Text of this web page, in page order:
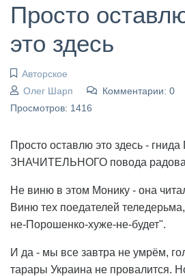
Просто
это здесь
Авторское
Олег Шарп
Комментарии: 0
Просмотров: 1416
Просто оставлю это здесь -
ЗНАЧИТЕЛЬНОГО повода
Не виню в этом Монику - она
Виню тех поедателей
не-Порошенко-хуже-не-будет".
И да - мы все завтра не умрём,
тарары Украина не провалится.